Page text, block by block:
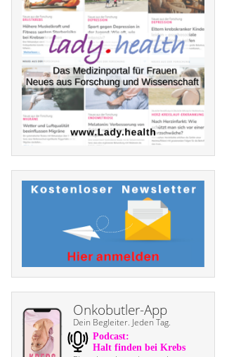
Onkobutler-App
Dein Begleiter. Jeden Tag.